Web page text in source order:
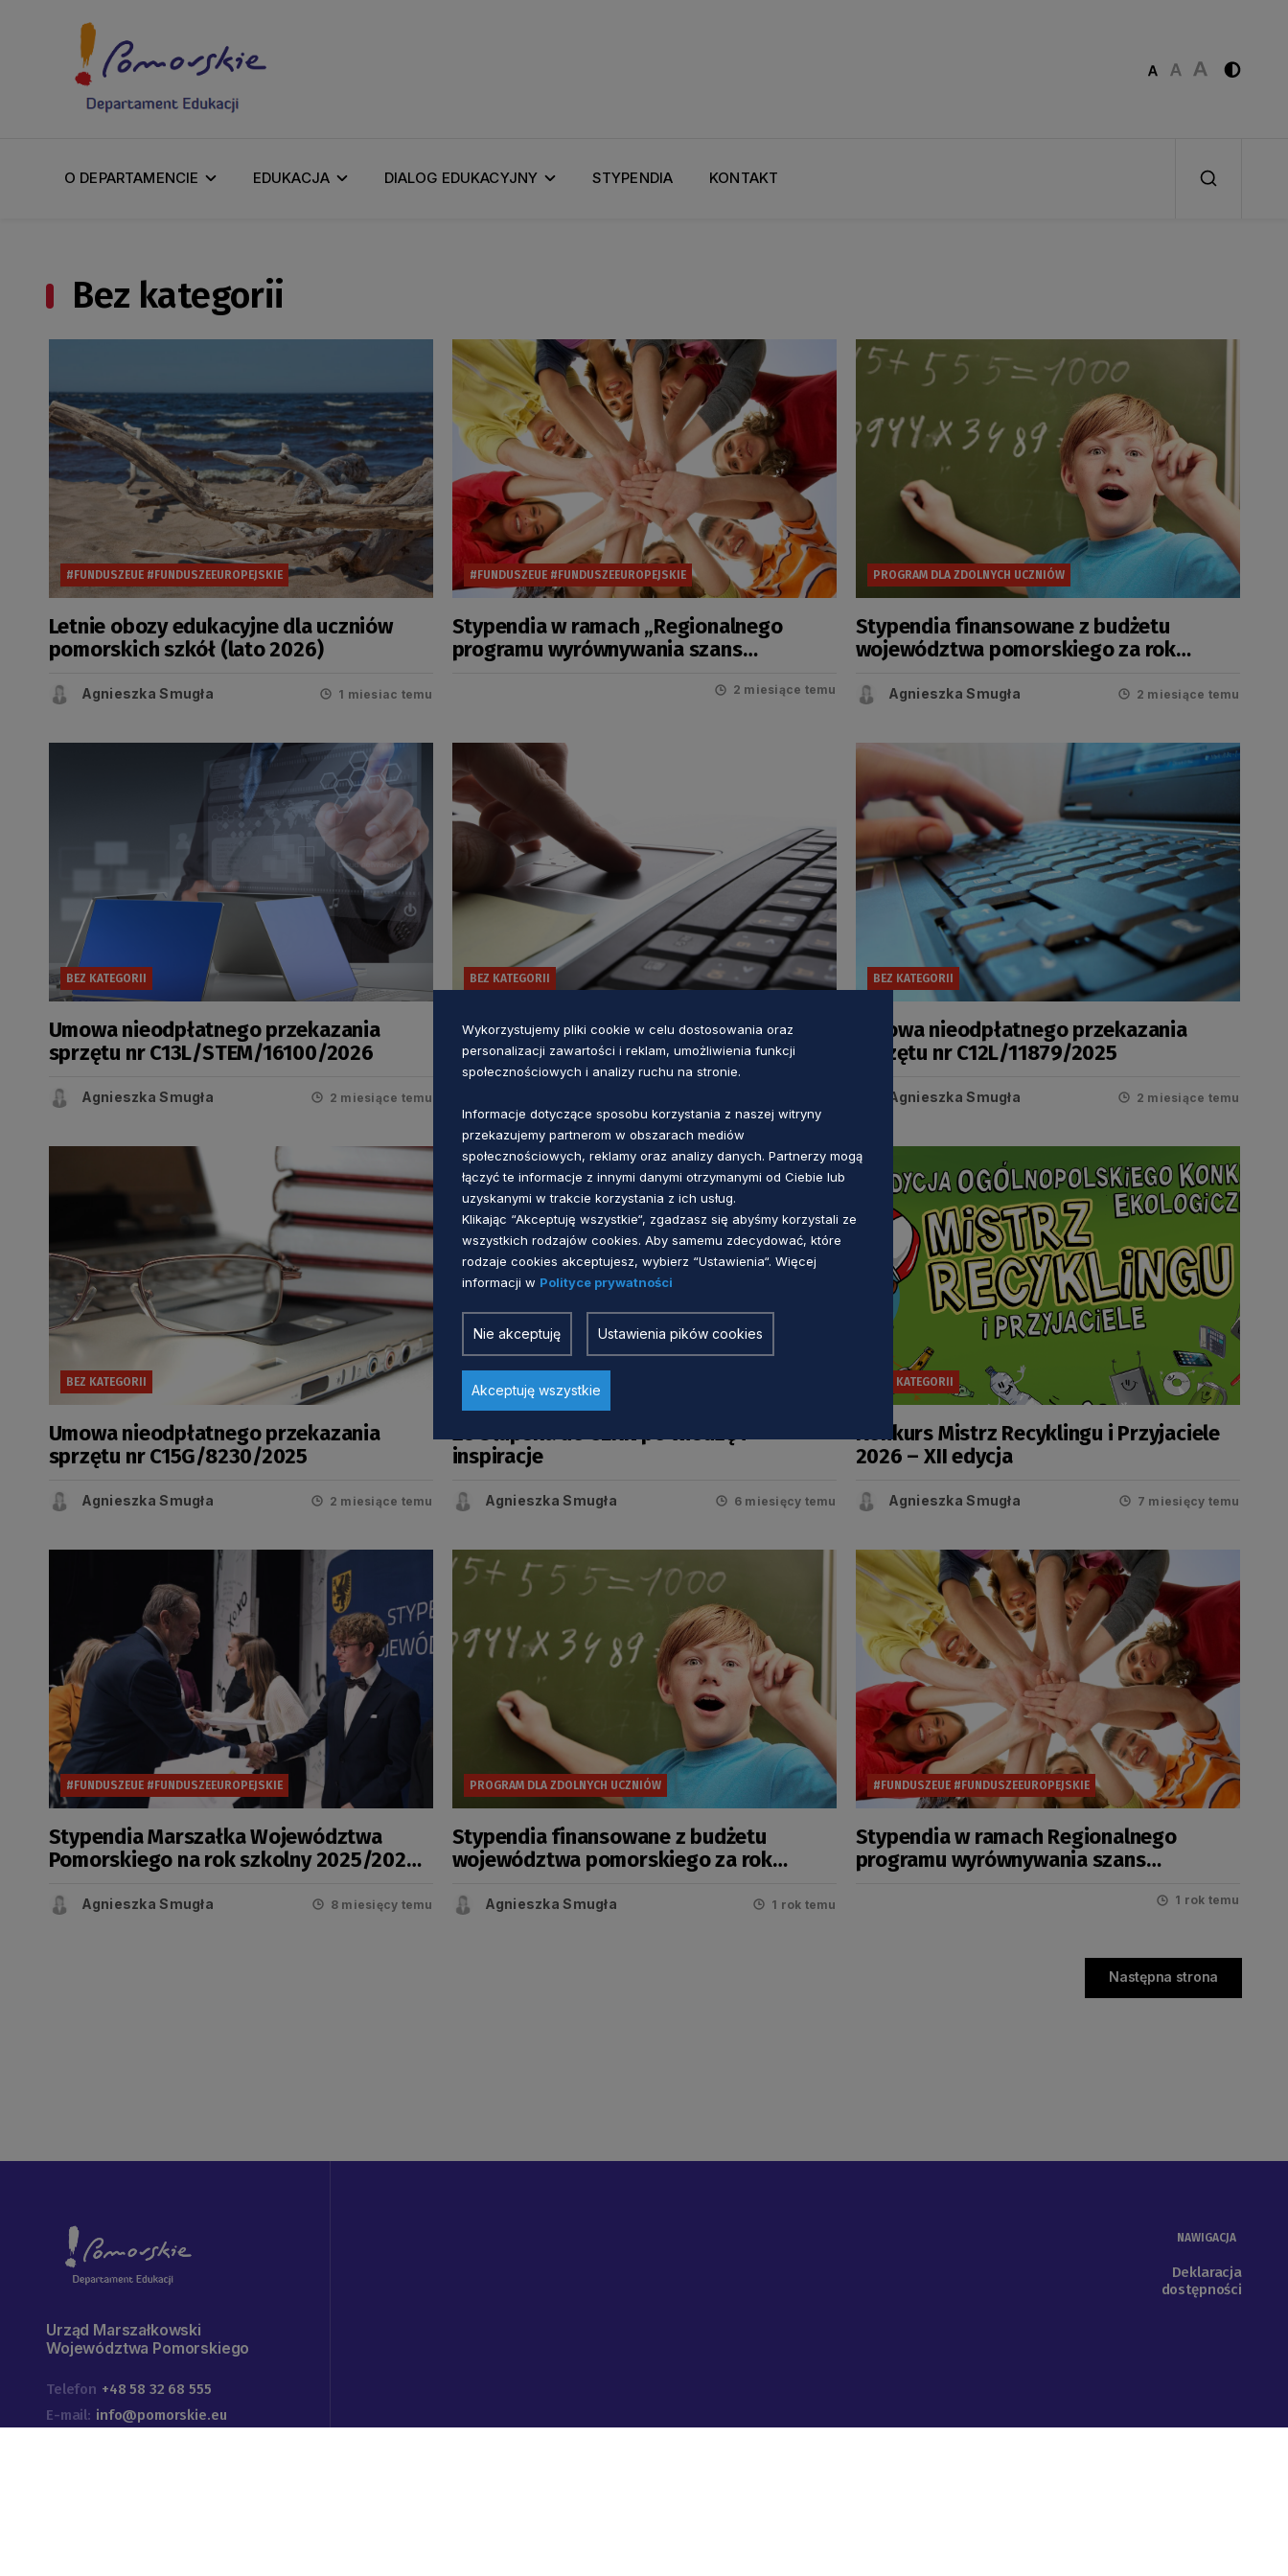
O DEPARTAMENCIE EDUKACJA DIALOG EDUKACYJNY STYPENDIA KONTAKT
Bez kategorii
#FUNDUSZEUE #FUNDUSZEEUROPEJSKIE
Letnie obozy edukacyjne dla uczniów
pomorskich szkół (lato 2026)
Agnieszka Smugła 1 miesiac temu
#FUNDUSZEUE #FUNDUSZEEUROPEJSKIE
Stypendia w ramach „Regionalnego
programu wyrównywania szans
szkół” na rok szkolny 2026/20272 miesiące temu
PROGRAM DLA ZDOLNYCH UCZNIÓW
Stypendia finansowane z budżetu
województwa pomorskiego za rok
Agnieszka Smugła 2 miesiące temu
BEZ KATEGORII
Umowa nieodpłatnego przekazania
sprzętu nr C13L/STEM/16100/2026
Agnieszka Smugła 2 miesiące temu
BEZ KATEGORII
Umowa nieodpłatnego przekazania
sprzętu nr C13L/AI/17650/2026
BEZ KATEGORII
Umowa nieodpłatnego przekazania
sprzętu nr C12L/11879/2025
Agnieszka Smugła 2 miesiące temu
BEZ KATEGORII
Umowa nieodpłatnego przekazania
sprzętu nr C15G/8230/2025
Agnieszka Smugła 2 miesiące temu
BEZ KATEGORII
Ze Słupska do CERN po wiedzę i
inspiracje
Agnieszka Smugła 6 miesięcy temu
BEZ KATEGORII
Konkurs Mistrz Recyklingu i Przyjaciele
2026 – XII edycja
Agnieszka Smugła 7 miesięcy temu
#FUNDUSZEUE #FUNDUSZEEUROPEJSKIE
Stypendia Marszałka Województwa
Pomorskiego na rok szkolny 2025/2026
Agnieszka Smugła 8 miesięcy temu
PROGRAM DLA ZDOLNYCH UCZNIÓW
Stypendia finansowane z budżetu
województwa pomorskiego za rok
Agnieszka Smugła 1 rok temu
#FUNDUSZEUE #FUNDUSZEEUROPEJSKIE
Stypendia w ramach Regionalnego
programu wyrównywania szans
1 rok temu
Następna strona
Urząd Marszałkowski
Województwa Pomorskiego
Telefon +48 58 32 68 555
E-mail: info@pomorskie.eu
NAWIGACJA
Deklaracja
dostępności
Wykorzystujemy pliki cookie w celu dostosowania oraz
personalizacji zawartości i reklam, umożliwienia funkcji
społecznościowych i analizy ruchu na stronie.
Informacje dotyczące sposobu korzystania z naszej witryny
przekazujemy partnerom w obszarach mediów
społecznościowych, reklamy oraz analizy danych. Partnerzy mogą
łączyć te informacje z innymi danymi otrzymanymi od Ciebie lub
uzyskanymi w trakcie korzystania z ich usług.
Klikając “Akceptuję wszystkie“, zgadzasz się abyśmy korzystali ze
wszystkich rodzajów cookies. Aby samemu zdecydować, które
rodzaje cookies akceptujesz, wybierz “Ustawienia“. Więcej
informacji w Polityce prywatności
Nie akceptuję Ustawienia pików cookies
Akceptuję wszystkie